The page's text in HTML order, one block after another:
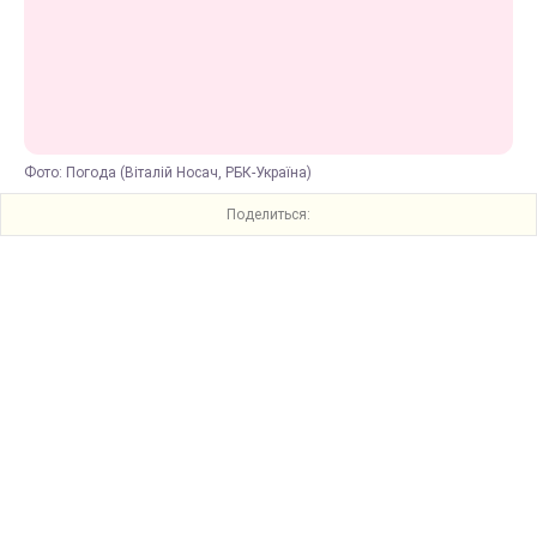
Фото: Погода (Віталій Носач, РБК-Україна)
Поделиться: